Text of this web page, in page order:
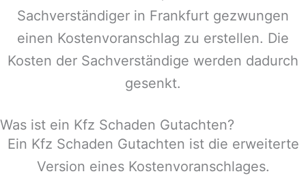
Sachverständiger in Frankfurt gezwungen
einen Kostenvoranschlag zu erstellen. Die
Kosten der Sachverständige werden dadurch
gesenkt.
Was ist ein Kfz Schaden Gutachten?
Ein Kfz Schaden Gutachten ist die erweiterte
Version eines Kostenvoranschlages.